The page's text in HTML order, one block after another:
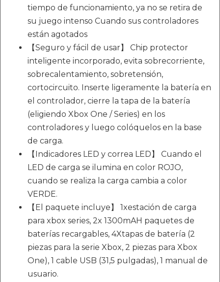
tiempo de funcionamiento, ya no se retira de
su juego intenso Cuando sus controladores
están agotados
【Seguro y fácil de usar】 Chip protector
inteligente incorporado, evita sobrecorriente,
sobrecalentamiento, sobretensión,
cortocircuito. Inserte ligeramente la batería en
el controlador, cierre la tapa de la batería
(eligiendo Xbox One / Series) en los
controladores y luego colóquelos en la base
de carga.
【Indicadores LED y correa LED】 Cuando el
LED de carga se ilumina en color ROJO,
cuando se realiza la carga cambia a color
VERDE.
【El paquete incluye】 1xestación de carga
para xbox series, 2x 1300mAH paquetes de
baterías recargables, 4Xtapas de batería (2
piezas para la serie Xbox, 2 piezas para Xbox
One), 1 cable USB (31,5 pulgadas), 1 manual de
usuario.